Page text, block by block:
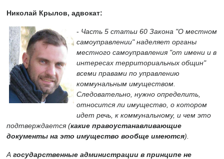
Николай Крылов, адвокат:
- Часть 5 статьи 60 Закона "О местном
самоуправлении" наделяет органы
местного самоуправления "от имени и в
интересах территориальных общин"
всеми правами по управлению
коммунальным имуществом.
Следовательно, нужно определить,
относится ли имущество, о котором
идет речь, к коммунальному, и чем это
подтверждается (какие правоустанавливающие
документы на это имущество вообще имеются).
А государственные администрации в принципе не